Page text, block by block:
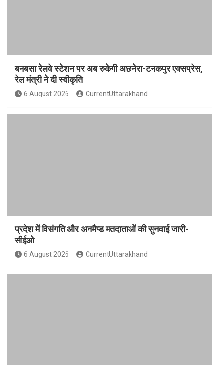
बनबसा रेलवे स्टेशन पर अब रुकेगी अछनेरा-टनकपुर एक्सप्रेस,
रेल मंत्री ने दी स्वीकृति
6 August 2026 CurrentUttarakhand
प्रदेश में विसंगति और अनमैप्ड मतदाताओं की सुनवाई जारी-
सीईओ
6 August 2026 CurrentUttarakhand